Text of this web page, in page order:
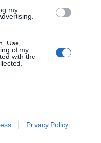
my
Use,
of my
with the
Privacy Policy
fuente preferida
noticias de